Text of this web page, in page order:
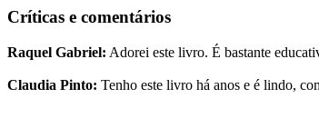
Críticas e comentários
Raquel Gabriel: Adorei este livro. É bastante
Claudia Pinto: Tenho este livro há anos e é lindo,